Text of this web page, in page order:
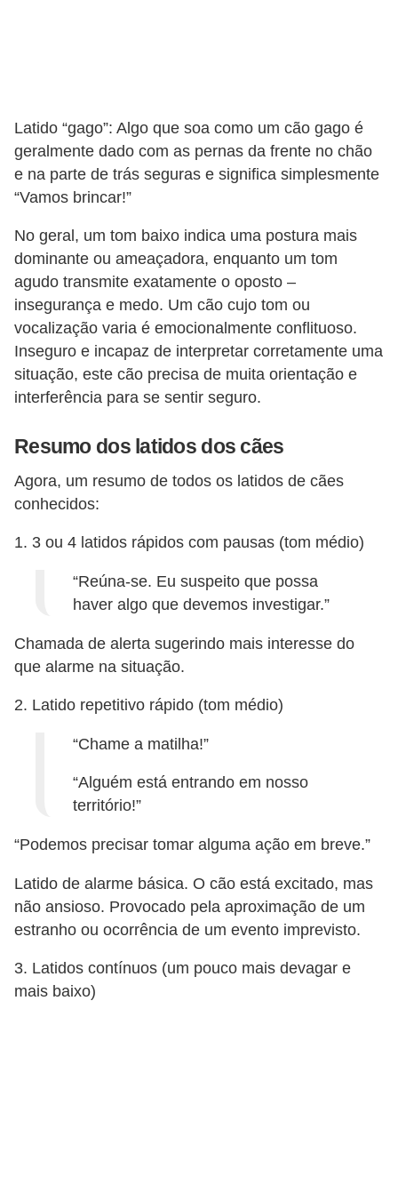
Latido “gago”: Algo que soa como um cão gago é
geralmente dado com as pernas da frente no chão
e na parte de trás seguras e significa simplesmente
“Vamos brincar!”
No geral, um tom baixo indica uma postura mais
dominante ou ameaçadora, enquanto um tom
agudo transmite exatamente o oposto –
insegurança e medo. Um cão cujo tom ou
vocalização varia é emocionalmente conflituoso.
Inseguro e incapaz de interpretar corretamente uma
situação, este cão precisa de muita orientação e
interferência para se sentir seguro.
Resumo dos latidos dos cães
Agora, um resumo de todos os latidos de cães
conhecidos:
1. 3 ou 4 latidos rápidos com pausas (tom médio)
“Reúna-se. Eu suspeito que possa
haver algo que devemos investigar.”
Chamada de alerta sugerindo mais interesse do
que alarme na situação.
2. Latido repetitivo rápido (tom médio)
“Chame a matilha!”
“Alguém está entrando em nosso
território!”
“Podemos precisar tomar alguma ação em breve.”
Latido de alarme básica. O cão está excitado, mas
não ansioso. Provocado pela aproximação de um
estranho ou ocorrência de um evento imprevisto.
3. Latidos contínuos (um pouco mais devagar e
mais baixo)
o
s
p
r
a
a
n
i
m
a
s
d
e
m
a
ã
o
e
a
i